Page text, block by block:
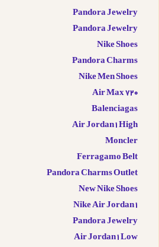
Pandora Jewelry
Pandora Jewelry
Nike Shoes
Pandora Charms
Nike Men Shoes
Air Max 720
Balenciagas
Air Jordan 1 High
Moncler
Ferragamo Belt
Pandora Charms Outlet
New Nike Shoes
Nike Air Jordan 1
Pandora Jewelry
Air Jordan 1 Low